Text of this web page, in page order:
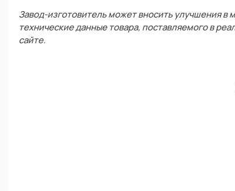
Завод-изготовитель может вносить улучшения
технические данные товара, поставляемого в
сайте.